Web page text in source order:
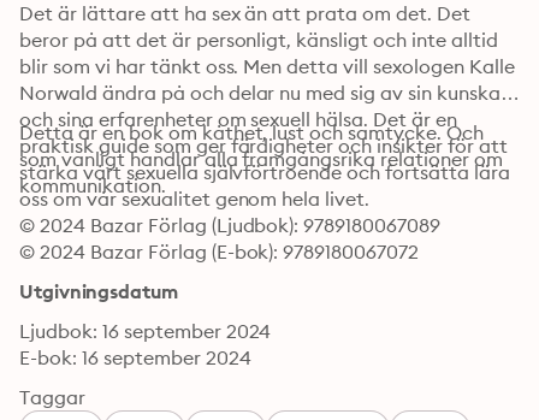
Det är lättare att ha sex än att prata om det. Det
beror på att det är personligt, känsligt och inte alltid
blir som vi har tänkt oss. Men detta vill sexologen Kalle
Norwald ändra på och delar nu med sig av sin kunskap
och sina erfarenheter om sexuell hälsa. Det är en
praktisk guide som ger färdigheter och insikter för att
stärka vårt sexuella självförtroende och fortsätta lära
oss om vår sexualitet genom hela livet.
Detta är en bok om kåthet, lust och samtycke. Och
som vanligt handlar alla framgångsrika relationer om
kommunikation.
© 2024 Bazar Förlag (Ljudbok): 9789180067089
© 2024 Bazar Förlag (E-bok): 9789180067072
Utgivningsdatum
Ljudbok: 16 september 2024
E-bok: 16 september 2024
Taggar